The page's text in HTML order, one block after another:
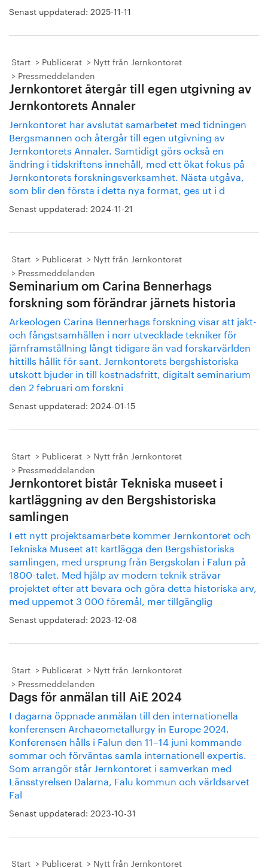
Senast uppdaterad: 2025-11-11
Start Publicerat
Nytt från Jernkontoret
Pressmeddelanden
Jernkontoret återgår till egen utgivning av
Jernkontorets Annaler
Jernkontoret har avslutat samarbetet med tidningen
Bergsmannen och återgår till egen utgivning av
Jernkontorets Annaler. Samtidigt görs också en
ändring i tidskriftens innehåll, med ett ökat fokus på
Jernkontorets forskningsverksamhet. Nästa utgåva,
som blir den första i detta nya format, ges ut i d
Senast uppdaterad: 2024-11-21
Start Publicerat
Nytt från Jernkontoret
Pressmeddelanden
Seminarium om Carina Bennerhags
forskning som förändrar järnets historia
Arkeologen Carina Bennerhags forskning visar att jakt-
och fångstsamhällen i norr utvecklade tekniker för
järnframställning långt tidigare än vad forskarvärlden
hittills hållit för sant. Jernkontorets bergshistoriska
utskott bjuder in till kostnadsfritt, digitalt seminarium
den 2 februari om forskni
Senast uppdaterad: 2024-01-15
Start Publicerat
Nytt från Jernkontoret
Pressmeddelanden
Jernkontoret bistår Tekniska museet i
kartläggning av den Bergshistoriska
samlingen
I ett nytt projektsamarbete kommer Jernkontoret och
Tekniska Museet att kartlägga den Bergshistoriska
samlingen, med ursprung från Bergskolan i Falun på
1800-talet. Med hjälp av modern teknik strävar
projektet efter att bevara och göra detta historiska arv,
med uppemot 3 000 föremål, mer tillgänglig
Senast uppdaterad: 2023-12-08
Start Publicerat
Nytt från Jernkontoret
Pressmeddelanden
Dags för anmälan till AiE 2024
I dagarna öppnade anmälan till den internationella
konferensen Archaeometallurgy in Europe 2024.
Konferensen hålls i Falun den 11–14 juni kommande
sommar och förväntas samla internationell expertis.
Som arrangör står Jernkontoret i samverkan med
Länsstyrelsen Dalarna, Falu kommun och världsarvet
Fal
Senast uppdaterad: 2023-10-31
Start Publicerat Nytt från Jernkontoret